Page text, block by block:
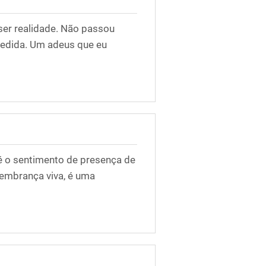
realidade. Não passou
Um adeus que eu
o sentimento de presença de
viva, é uma